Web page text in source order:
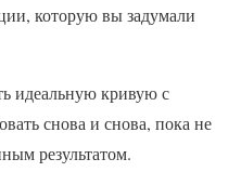
которую вы задумали
идеальную кривую с
снова и снова, пока не
результатом.